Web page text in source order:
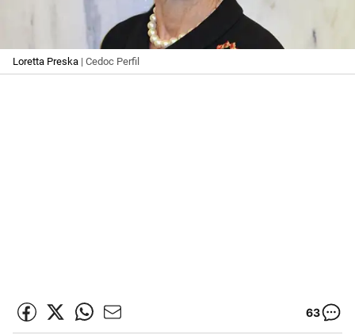
Loretta Preska | Cedoc Perfil
63